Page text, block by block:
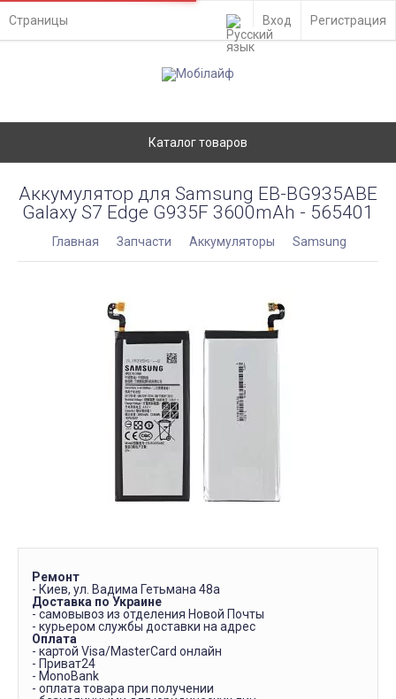
Страницы Вход Регистрация
Каталог товаров
Аккумулятор для Samsung EB-BG935ABE
Galaxy S7 Edge G935F 3600mAh - 565401
Главная Запчасти Аккумуляторы Samsung
Ремонт
- Киев, ул. Вадима Гетьмана 48а
Доставка по Украине
- самовывоз из отделения Новой Почты
- курьером службы доставки на адрес
Оплата
- картой Visa/MasterCard онлайн
- Приват24
- MonoBank
- оплата товара при получении